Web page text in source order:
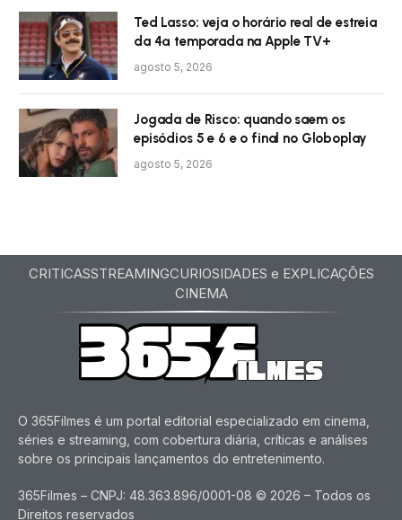
Ted Lasso: veja o horário real de estreia
da 4ª temporada na Apple TV+
agosto 5, 2026
Jogada de Risco: quando saem os
episódios 5 e 6 e o final no Globoplay
agosto 5, 2026
CRITICASSTREAMINGCURIOSIDADES e EXPLICAÇÕES
CINEMA
O 365Filmes é um portal editorial especializado em cinema,
séries e streaming, com cobertura diária, críticas e análises
sobre os principais lançamentos do entretenimento.
365Filmes – CNPJ: 48.363.896/0001-08 © 2026 – Todos os
Direitos reservados